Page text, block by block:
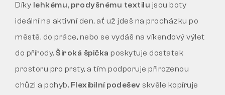
Díky lehkému, prodyšnému textilu jsou boty
ideální na aktivní den, ať už jdeš na procházku po
městě, do práce, nebo se vydáš na víkendový výlet
do přírody. Široká špička poskytuje dostatek
prostoru pro prsty, a tím podporuje přirozenou
chůzi a pohyb. Flexibilní podešev skvěle kopíruje